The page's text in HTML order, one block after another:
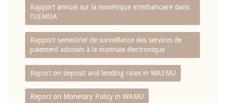
Rapport annuel sur la monétique interbancaire dans
l'UEMOA
Rapport semestriel de surveillance des services de
paiement adossés à la monnaie électronique
Report on deposit and lending rates in WAEMU
Report on Monetary Policy in WAMU